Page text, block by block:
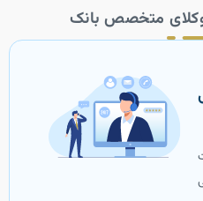
متخصص بانک